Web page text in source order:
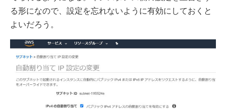
る形になので、設定を忘れないように有効にしておくと
よいだろう。